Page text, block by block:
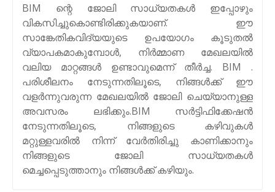
BIM ന്റെ ജോലി സാധ്യതകൾ ഇപ്പോഴും
വികസിച്ചുകൊണ്ടിരിക്കുകയാണ്. ഈ
സാങ്കേതികവിദ്യയുടെ ഉപയോഗം കൂടുതൽ
വ്യാപകമാകുമ്പോൾ, നിർമ്മാണ മേഖലയിൽ
വലിയ മാറ്റങ്ങൾ ഉണ്ടാവുമെന്ന് തീർച്ച. BIM .
പരിശീലനം നേടുന്നതിലൂടെ, നിങ്ങൾക്ക് ഈ
വളർന്നുവരുന്ന മേഖലയിൽ ജോലി ചെയ്യാനുള്ള
അവസരം ലഭിക്കും.BIM സർട്ടിഫിക്കേഷൻ
നേടുന്നതിലൂടെ, നിങ്ങളുടെ കഴിവുകൾ
മറ്റുള്ളവരിൽ നിന്ന് വേർതിരിച്ചു കാണിക്കാനും
നിങ്ങളുടെ ജോലി സാധ്യതകൾ
മെച്ചപ്പെടുത്താനും നിങ്ങൾക്ക് കഴിയും.